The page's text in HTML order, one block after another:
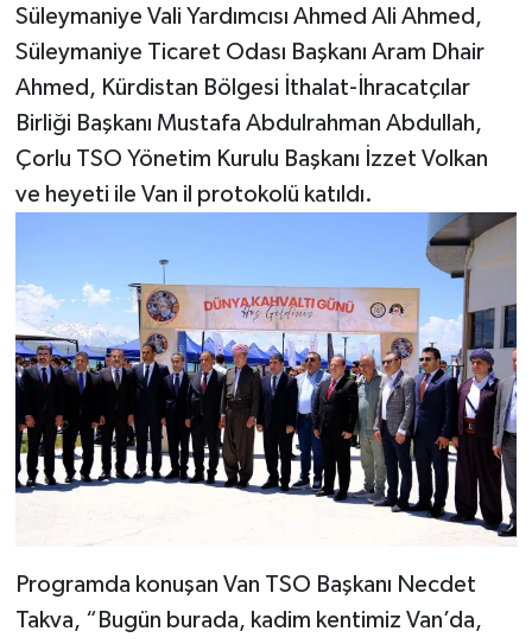
Süleymaniye Vali Yardımcısı Ahmed Ali Ahmed,
Süleymaniye Ticaret Odası Başkanı Aram Dhair
Ahmed, Kürdistan Bölgesi İthalat-İhracatçılar
Birliği Başkanı Mustafa Abdulrahman Abdullah,
Çorlu TSO Yönetim Kurulu Başkanı İzzet Volkan
ve heyeti ile Van il protokolü katıldı.
Programda konuşan Van TSO Başkanı Necdet
Takva, “Bugün burada, kadim kentimiz Van’da,